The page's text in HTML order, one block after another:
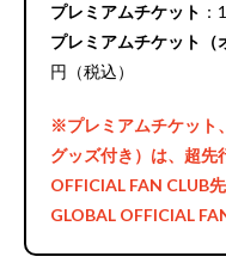
プレミアムチケット
プレミアムチケット（
円（税込）
※プレミアムチケット
グッズ付き）は、超先
OFFICIAL FAN CLUB
GLOBAL OFFICIAL